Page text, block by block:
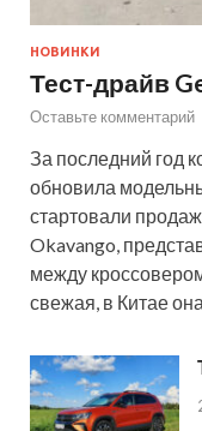
НОВИНКИ
Тест-драйв
Оставьте комментарий
За последний год
обновила
стартовали
Okavango,
между
свежая, в Китае